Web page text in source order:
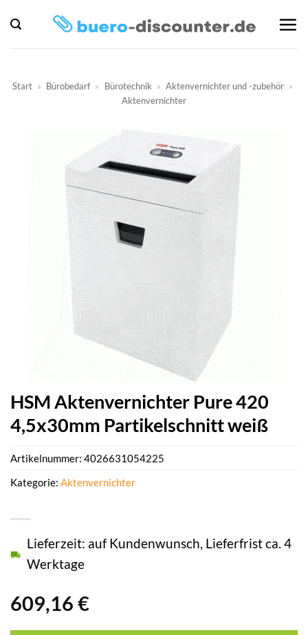
Inhalt
springen
Start » Bürobedarf » Bürotechnik » Aktenvernichter und -zubehör »
Aktenvernichter
HSM Aktenvernichter Pure 420
4,5x30mm Partikelschnitt weiß
609,16 €
Lieferzeit: auf Kundenwunsch, Lieferfrist ca. 4
Werktage
Artikelnummer: 4026631054225
Kategorie: Aktenvernichter